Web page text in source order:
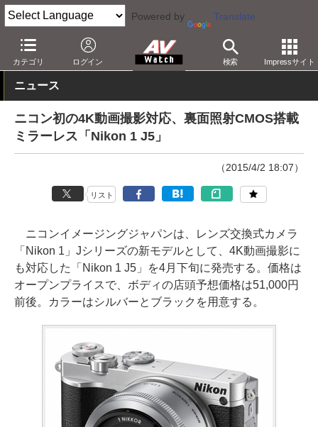
Powered by Translate
カテゴリ ログイン 検索 Impressサイト
AV Watch 製品 デジタルカメラ
ニュース
ニコン初の4K動画撮影対応、裏面照射CMOS搭載
ミラーレス「Nikon 1 J5」
（2015/4/2 18:07）
リスト
ニコンイメージングジャパンは、レンズ交換式カメラ
「Nikon 1」Jシリーズの新モデルとして、4K動画撮影に
も対応した「Nikon 1 J5」を4月下旬に発売する。価格は
オープンプライスで、ボディの店頭予想価格は51,000円
前後。カラーはシルバーとブラックを用意する。